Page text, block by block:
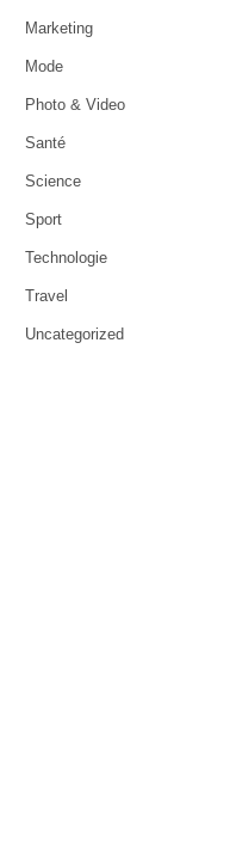
Marketing
Mode
Photo & Video
Santé
Science
Sport
Technologie
Travel
Uncategorized